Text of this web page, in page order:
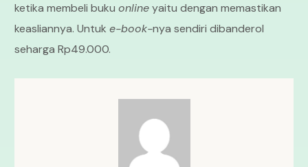
ketika membeli bukuonlineyaitu dengan memastikan
keasliannya. Untuke-book-nya sendiri dibanderol
seharga Rp49.000.